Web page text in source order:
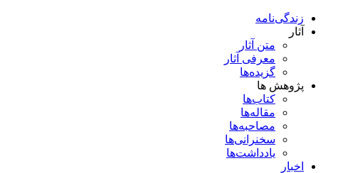
زندگی‌نامه
آثار
متن آثار
معرفی آثار
گزیده‌ها
پژوهش ها
کتاب‌ها
مقاله‌ها
مصاحبه‌ها
سخنرانی‌ها
یادداشت‌ها
اخبار